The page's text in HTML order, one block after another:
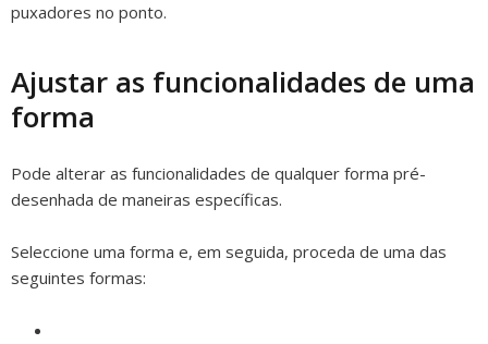
puxadores no ponto.
Ajustar as funcionalidades de uma
forma
Pode alterar as funcionalidades de qualquer forma pré-
desenhada de maneiras específicas.
Seleccione uma forma e, em seguida, proceda de uma das
seguintes formas: